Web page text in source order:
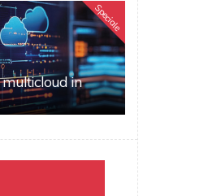
Speciale
multicloud in